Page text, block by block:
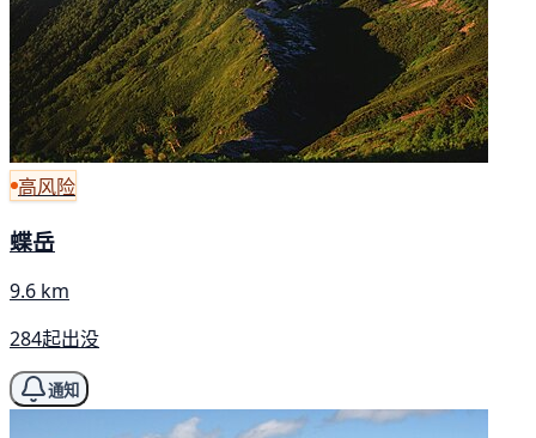
高风险
蝶岳
9.6 km
284起出没
通知